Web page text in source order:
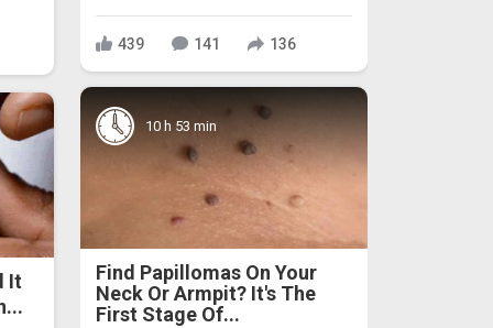
It
439 141 136
10 h 53 min
Find Papillomas On Your
Neck Or Armpit? It's The
First Stage Of...